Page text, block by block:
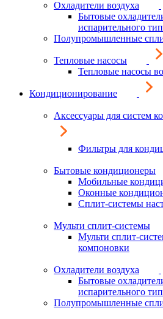
Охладители воздуха
Бытовые
испарительного
Полупромышленные
Тепловые насосы
Тепловые насосы
Кондиционирование
Аксессуары для систем
Фильтры для
Бытовые кондиционеры
Мобильные
Оконные
Сплит-системы
Мульти сплит-системы
Мульти сплит-
компоновки
Охладители воздуха
Бытовые
испарительного
Полупромышленные